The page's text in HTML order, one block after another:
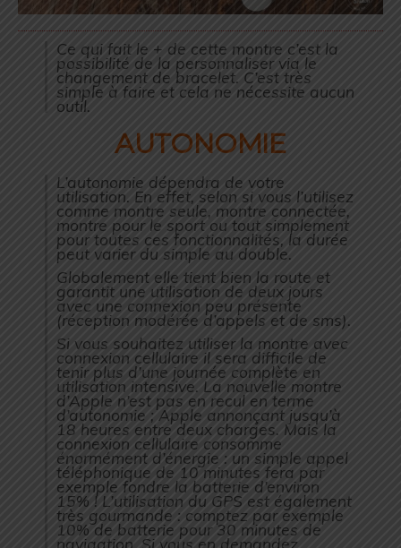
Ce qui fait le + de cette montre c’est la
possibilité de la personnaliser via le
changement de bracelet. C’est très
simple à faire et cela ne nécessite aucun
outil.
AUTONOMIE
L’autonomie dépendra de votre
utilisation. En effet, selon si vous l’utilisez
comme montre seule, montre connectée,
montre pour le sport ou tout simplement
pour toutes ces fonctionnalités, la durée
peut varier du simple au double.
Globalement elle tient bien la route et
garantit une utilisation de deux jours
avec une connexion peu présente
(réception modérée d’appels et de sms).
Si vous souhaitez utiliser la montre avec
connexion cellulaire il sera difficile de
tenir plus d’une journée complète en
utilisation intensive. La nouvelle montre
d’Apple n’est pas en recul en terme
d’autonomie ; Apple annonçant jusqu’à
18 heures entre deux charges. Mais la
connexion cellulaire consomme
énormément d’énergie : un simple appel
téléphonique de 10 minutes fera par
exemple fondre la batterie d’environ
15% ! L’utilisation du GPS est également
très gourmande : comptez par exemple
10% de batterie pour 30 minutes de
navigation. Si vous en demandez